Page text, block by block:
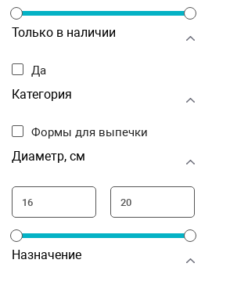
Только в наличии
Да
Категория
Формы для выпечки
Диаметр, см
Назначение